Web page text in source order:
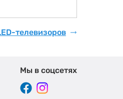
телевизоров
Мы в соцсетях